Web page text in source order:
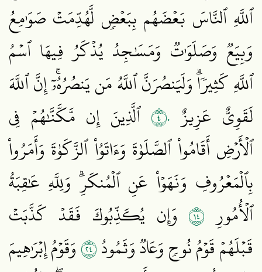
ٱللَّهِ ٱلنَّاسَ بَعۡضَهُم بِبَعۡضٖ لَّهُدِّمَتۡ صَوَٰمِعُ
وَبِيَعٞ وَصَلَوَٰتٞ وَمَسَٰجِدُ يُذۡكَرُ فِيهَا ٱسۡمُ
ٱللَّهِ كَثِيرٗاۗ وَلَيَنصُرَنَّ ٱللَّهُ مَن يَنصُرُهُۥٓۚ إِنَّ ٱللَّهَ
لَقَوِيٌّ عَزِيزٌ ٤٠ ٱلَّذِينَ إِن مَّكَّنَّٰهُمۡ فِي
ٱلۡأَرۡضِ أَقَامُواْ ٱلصَّلَوٰةَ وَءَاتَوُاْ ٱلزَّكَوٰةَ وَأَمَرُواْ
بِٱلۡمَعۡرُوفِ وَنَهَوۡاْ عَنِ ٱلۡمُنكَرِۗ وَلِلَّهِ عَٰقِبَةُ
ٱلۡأُمُورِ ٤١ وَإِن يُكَذِّبُوكَ فَقَدۡ كَذَّبَتۡ
قَبۡلَهُمۡ قَوۡمُ نُوحٖ وَعَادٞ وَثَمُودُ٤٢وَقَوۡمُ إِبۡرَٰهِيمَ